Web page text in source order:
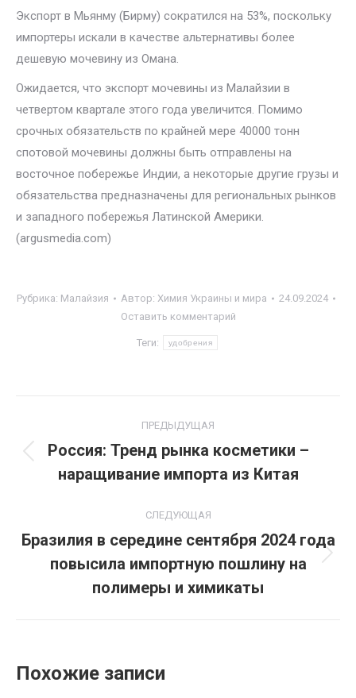
Экспорт в Мьянму (Бирму) сократился на 53%, поскольку
импортеры искали в качестве альтернативы более
дешевую мочевину из Омана.
Ожидается, что экспорт мочевины из Малайзии в
четвертом квартале этого года увеличится. Помимо
срочных обязательств по крайней мере 40000 тонн
спотовой мочевины должны быть отправлены на
восточное побережье Индии, а некоторые другие грузы и
обязательства предназначены для региональных рынков
и западного побережья Латинской Америки.
(argusmedia.com)
Рубрика: Малайзия Автор: Химия Украины и мира
24.09.2024
Оставить комментарий
Теги: удобрения
по
записям
ПРЕДЫДУЩАЯ
Предыдущая
запись:
Россия: Тренд рынка косметики –
наращивание импорта из Китая
СЛЕДУЮЩАЯ
Следующая
запись:
Бразилия в середине сентября 2024 года
повысила импортную пошлину на
полимеры и химикаты
Похожие записи